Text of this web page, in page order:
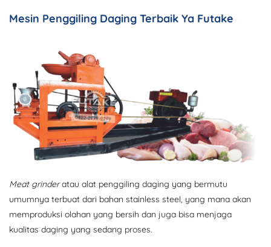
Mesin Penggiling Daging Terbaik Ya Futake
Meat grinderatau alat penggiling daging yang bermutu
umumnya terbuat dari bahan stainless steel, yang mana akan
memproduksi olahan yang bersih dan juga bisa menjaga
kualitas daging yang sedang proses.